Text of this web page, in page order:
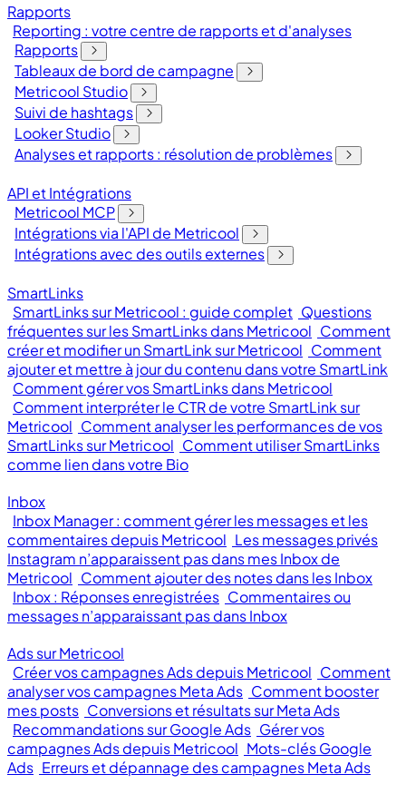
Rapports
Reporting : votre centre de rapports et d'analyses
Rapports
Tableaux de bord de campagne
Metricool Studio
Suivi de hashtags
Looker Studio
Analyses et rapports : résolution de problèmes
API et Intégrations
Metricool MCP
Intégrations via l'API de Metricool
Intégrations avec des outils externes
SmartLinks
SmartLinks sur Metricool : guide complet Questions
fréquentes sur les SmartLinks dans Metricool Comment
créer et modifier un SmartLink sur Metricool Comment
ajouter et mettre à jour du contenu dans votre SmartLink
Comment gérer vos SmartLinks dans Metricool
Comment interpréter le CTR de votre SmartLink sur
Metricool Comment analyser les performances de vos
SmartLinks sur Metricool Comment utiliser SmartLinks
comme lien dans votre Bio
Inbox
Inbox Manager : comment gérer les messages et les
commentaires depuis Metricool Les messages privés
Instagram n’apparaissent pas dans mes Inbox de
Metricool Comment ajouter des notes dans les Inbox
Inbox : Réponses enregistrées Commentaires ou
messages n’apparaissant pas dans Inbox
Ads sur Metricool
Créer vos campagnes Ads depuis Metricool Comment
analyser vos campagnes Meta Ads Comment booster
mes posts Conversions et résultats sur Meta Ads
Recommandations sur Google Ads Gérer vos
campagnes Ads depuis Metricool Mots-clés Google
Ads Erreurs et dépannage des campagnes Meta Ads